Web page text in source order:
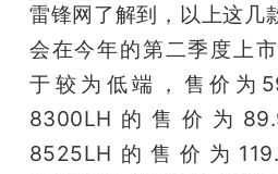
雷锋网了解到，以上这几
会在今年的第二季度上
于较为低端，售价为
8300LH的售价为
8525LH的售价为